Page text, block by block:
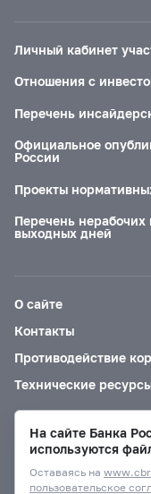
Личный кабинет
Отношения с
Перечень
Официальное
России
Проекты
Перечень
выходных дней
О сайте
Контакты
Противодействие
Технические
Версия для
На сайте Банка
используются
Оставаясь на
пользовательское